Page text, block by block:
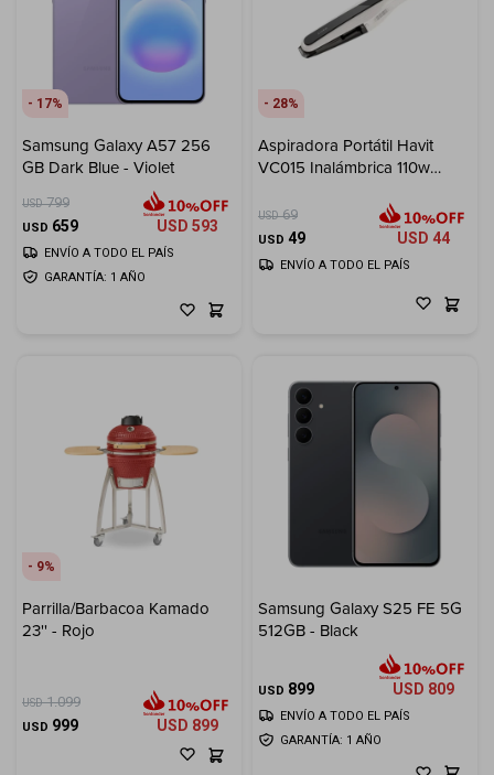
17
Samsung Galaxy A57 256
GB Dark Blue - Violet
USD 799
USD 659 USD 593
GARANTÍA: 1 AÑO
ENVÍO A TODO EL PAÍS
28
Aspiradora Portátil Havit
VC015 Inalámbrica 110w
USD 69
USD 49 USD 44
ENVÍO A TODO EL PAÍS
9
Parrilla/Barbacoa Kamado
23'' - Rojo
USD 1.099
USD 999 USD 899
Samsung Galaxy S25 FE 5G
512GB - Black
USD 899 USD 809
GARANTÍA: 1 AÑO
ENVÍO A TODO EL PAÍS